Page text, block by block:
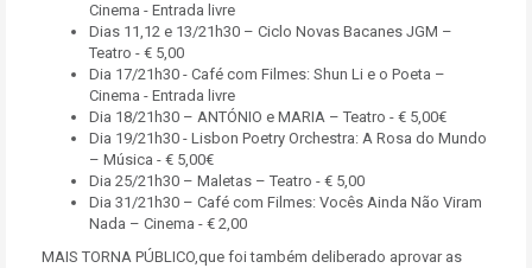
Cinema - Entrada livre
Dias 11,12 e 13/21h30 – Ciclo Novas Bacanes JGM –
Teatro - € 5,00
Dia 17/21h30 - Café com Filmes: Shun Li e o Poeta –
Cinema - Entrada livre
Dia 18/21h30 – ANTÓNIO e MARIA – Teatro - € 5,00€
Dia 19/21h30 - Lisbon Poetry Orchestra: A Rosa do Mundo
– Música - € 5,00€
Dia 25/21h30 – Maletas – Teatro - € 5,00
Dia 31/21h30 – Café com Filmes: Vocês Ainda Não Viram
Nada – Cinema - € 2,00
MAIS TORNA PÚBLICO,que foi também deliberado aprovar as